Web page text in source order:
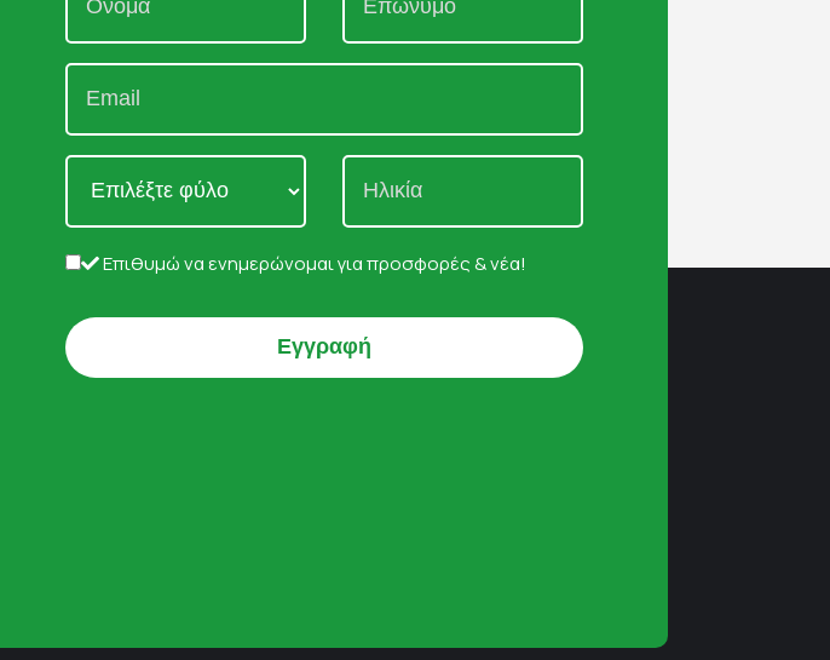
Επιθυμώ να ενημερώνομαι για προσφορές & νέα!